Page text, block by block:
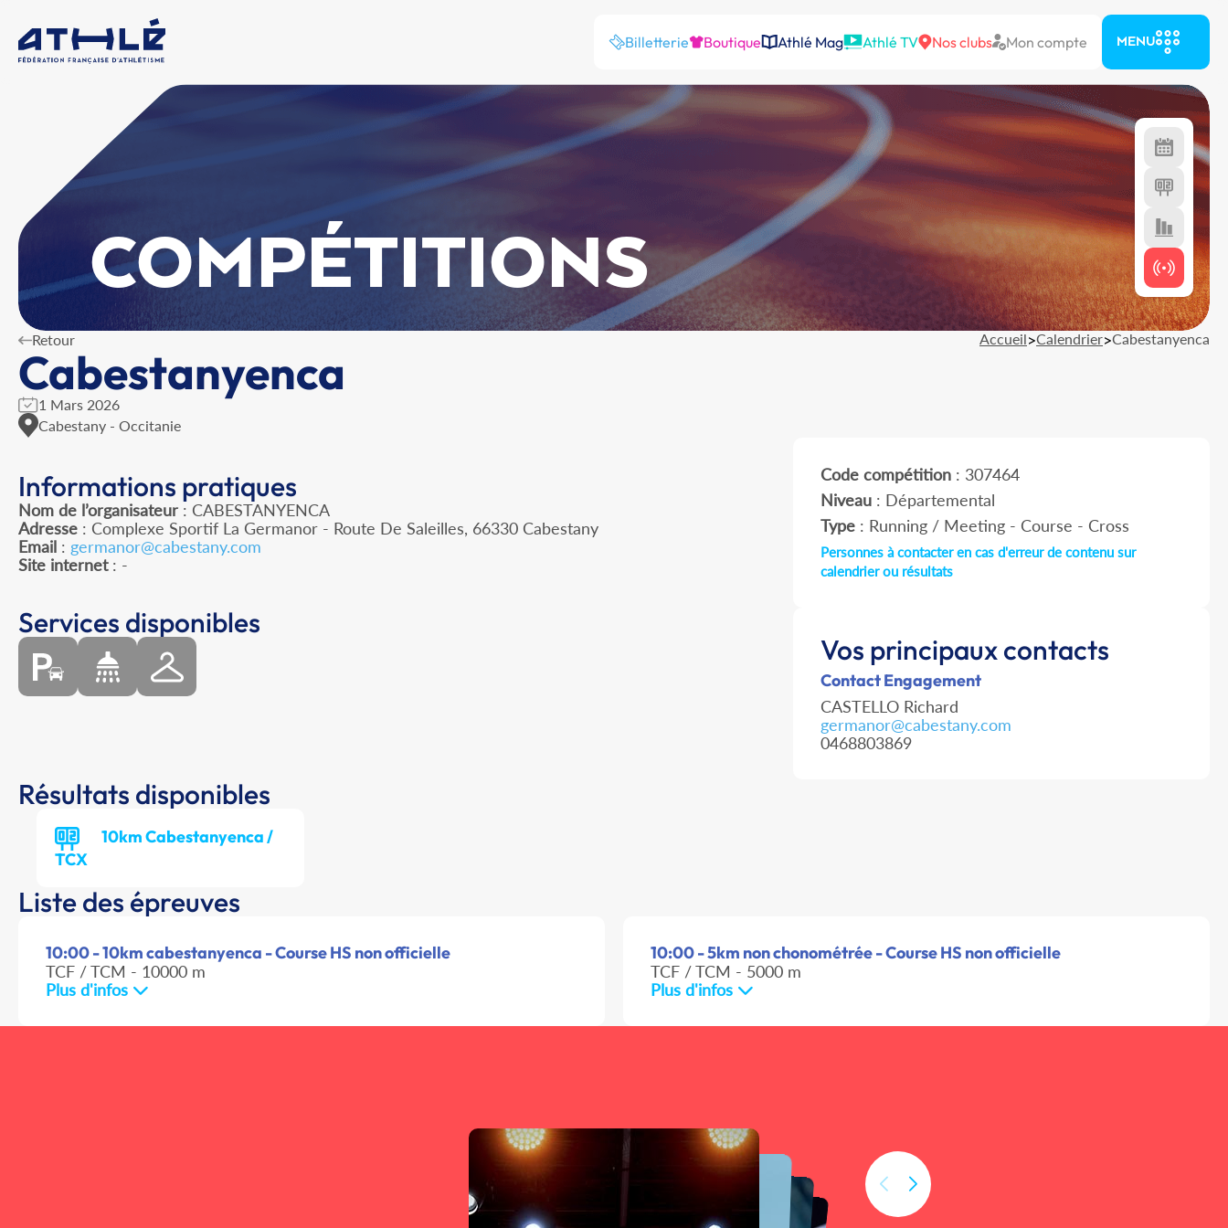
Billetterie Boutique Athlé Mag Athlé TV Nos clubs Mon compte MENU
COMPÉTITIONS
Retour Accueil>Calendrier>Cabestanyenca
Cabestanyenca
1 Mars 2026
Cabestany - Occitanie
Informations pratiques
Nom de l’organisateur : CABESTANYENCA
Adresse : Complexe Sportif La Germanor - Route De Saleilles, 66330 Cabestany
Email : germanor@cabestany.com
Site internet: -
Code compétition: 307464
Niveau: Départemental
Type: Running / Meeting - Course - Cross
Personnes à contacter en cas d'erreur de contenu sur
calendrier ou résultats
Services disponibles
Vos principaux contacts
Contact Engagement
CASTELLO Richard
germanor@cabestany.com
0468803869
Résultats disponibles
10km Cabestanyenca /
TCX
Liste des épreuves
10:00 - 10km cabestanyenca - Course HS non officielle
TCF / TCM - 10000 m
Plus d'infos
10:00 - 5km non chonométrée - Course HS non officielle
TCF / TCM - 5000 m
Plus d'infos